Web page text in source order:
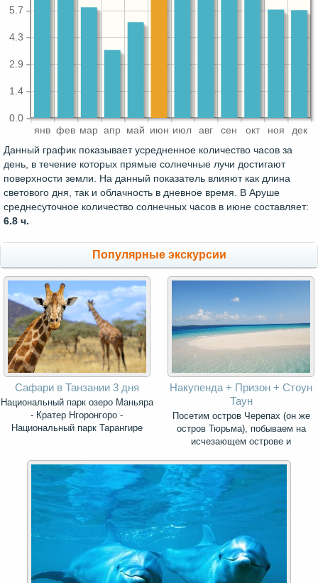
янв фев мар апр май июн июл авг сен окт ноя дек
0.0
1.4
2.9
4.3
5.7
Данный график показывает усредненное количество часов за
день, в течение которых прямые солнечные лучи достигают
поверхности земли. На данный показатель влияют как длина
светового дня, так и облачность в дневное время. В Аруше
среднесуточное количество солнечных часов в июне составляет:
6.8 ч.
Популярные экскурсии
Сафари в Танзании 3 дня
Национальный парк озеро Маньяра
- Кратер Нгоронгоро -
Национальный парк Тарангире
Накупенда + Призон + Стоун
Таун
Посетим остров Черепах (он же
остров Тюрьма), побываем на
исчезающем острове и